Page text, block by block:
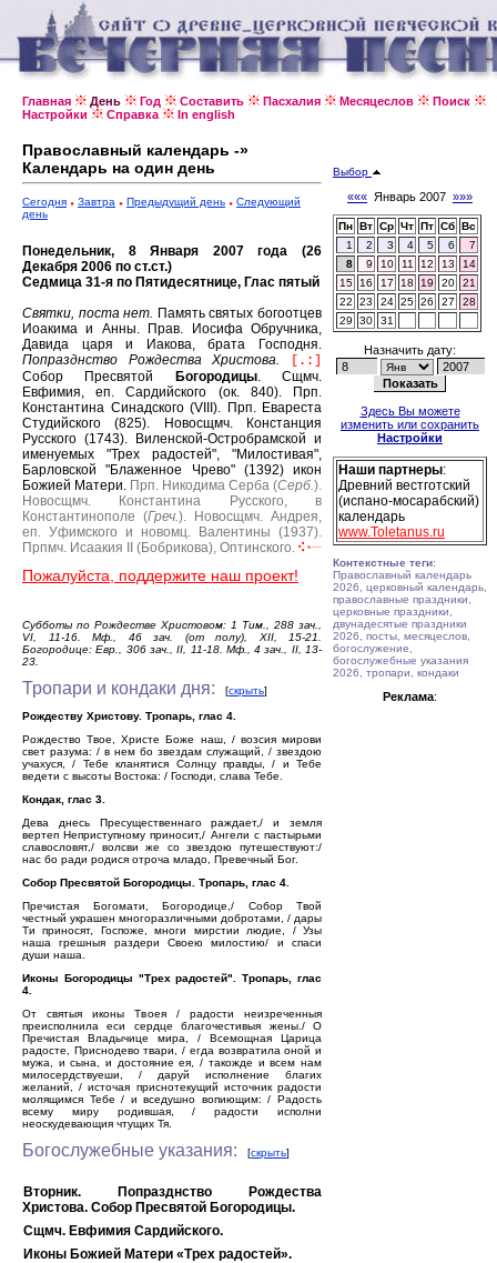
Главная День Год Составить Пасхалия Месяцеслов
Поиск
Настройки
Справка In english
Православный календарь -»
Календарь на один день
Сегодня Завтра Предыдущий день
Следующий
день
Понедельник, 8 Января 2007 года (26
Декабря 2006 по ст.ст.)
Седмица 31-я по Пятидесятнице, Глас пятый
Святки, поста нет. Память святых богоотцев
Иоакима и Анны.
Прав. Иосифа Обручника,
Давида царя и Иакова, брата Господня.
Попразднство Рождества Христова.
[.:]
Собор Пресвятой
Богородицы.Сщмч.
Евфимия, еп. Сардийского (ок. 840).
Прп.
Константина Синадского (VIII). Прп. Евареста
Студийского (825).
Новосщмч. Констанция
Русского (1743).
Виленской-Остробрамской и
именуемых "Трех радостей", "Милостивая",
Барловской "Блаженное Чрево" (1392) икон
Божией Матери. Прп. Никодима Серба (Серб.).
Новосщмч. Константина Русского, в
Константинополе (Греч.).
Новосщмч. Андрея,
еп. Уфимского и новомц. Валентины (1937).
Прпмч. Исаакия II (Бобрикова), Оптинского.
Пожалуйста, поддержите наш проект!
Субботы по Рождестве Христовом: 1 Тим., 288 зач.,
VI, 11-16. Мф., 46 зач. (от полу), XII, 15-21.
Богородице: Евр., 306 зач., II, 11-18. Мф., 4 зач., II, 13-
23.
Тропари и кондаки дня: [скрыть]
Рождеству Христову. Тропарь, глас 4.
Рождество Твое, Христе Боже наш, / возсия мирови
свет разума: / в нем бо звездам служащий, / звездою
учахуся, / Тебе кланятися Солнцу правды, / и Тебе
ведети с высоты Востока: / Господи, слава Тебе.
Кондак, глас 3.
Дева днесь Пресущественнаго раждает,/ и земля
вертеп Неприступному приносит,/ Ангели с пастырьми
славословят,/ волсви же со звездою путешествуют:/
нас бо ради родися отроча младо, Превечный Бог.
Собор Пресвятой Богородицы. Тропарь, глас 4.
Пречистая Богомати, Богородице,/ Собор Твой
честный украшен многоразличными добротами, / дары
Ти приносят, Госпоже, многи мирстии людие, / Узы
наша грешныя раздери Своею милостию/ и спаси
души наша.
Иконы Богородицы "Трех радостей". Тропарь, глас
4.
От святыя иконы Твоея / радости неизреченныя
преисполнила еси сердце благочестивыя жены./ О
Пречистая Владычице мира, / Всемощная Царица
радосте, Приснодево твари, / егда возвратила оной и
мужа, и сына, и достояние ея, / такожде и всем нам
милосердствуеши, / даруй исполнение благих
желаний, / источая приснотекущий источник радости
молящимся Тебе / и вседушно вопиющим: / Радость
всему миру родившая, / радости исполни
неоскудевающия чтущих Тя.
Богослужебные указания: [скрыть]
Вторник. Попразднство Рождества
Христова. Собор Пресвятой Богородицы.
Сщмч. Евфимия Сардийского.
Иконы Божией Матери «Трех радостей».
Выбор
««« Январь 2007 »»»
Пн Вт Ср Чт Пт Сб Вс
1
2 3 4 5 6
7
8
9 10 11 12 13
14
15
16 17 18 19 20
21
22
23 24 25 26 27
28
29
30 31
Назначить дату:
Здесь Вы можете
изменить или сохранить
Настройки
Наши партнеры:
Древний вестготский
(испано-мосарабский)
календарь
www.Toletanus.ru
Контекстные теги:
Православный календарь
2026, церковный календарь,
православные праздники,
церковные праздники,
двунадесятые праздники
2026, посты, месяцеслов,
богослужение,
богослужебные указания
2026, тропари, кондаки
Реклама: